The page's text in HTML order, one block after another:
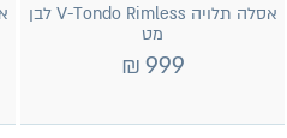
אסלה תלויה V-Tondo Rimless לבן
מט
999
₪